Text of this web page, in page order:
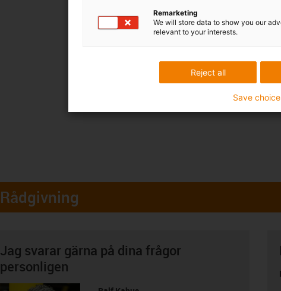
Rådgivning
Jag svarar gärna på dina frågor
personligen
Remarketing
We will store data to show you our
relevant to your interests.
Reject all
Save